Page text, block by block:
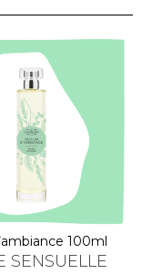
100ml
SENSUELLE